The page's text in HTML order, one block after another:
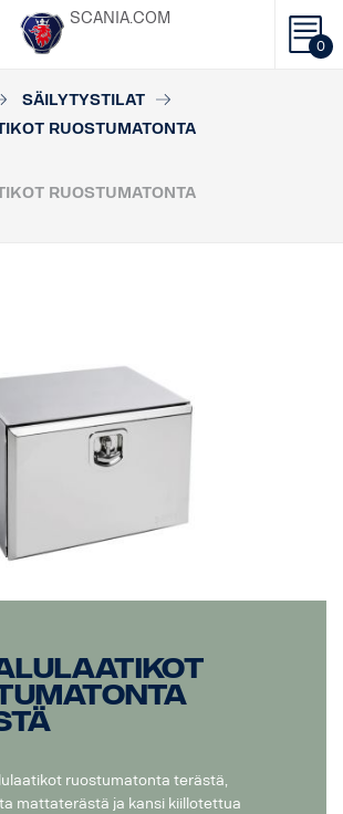
0
SCANIA.COM
SÄILYTYSTILAT
RUOSTUMATONTA
RUOSTUMATONTA
ruostumatonta terästä,
mattaterästä ja kansi kiillotettua